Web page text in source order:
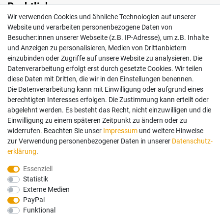
Rechtliches
Impressum
AGB
Widerrufsrecht
Datenschutz
Vertrag widerrufen
Mein Konto
Anmelden
Registrieren
Bezahlung und Versand
Wir bieten Ihnen viele Möglichkeiten einer sicheren Bezahlung.
Wir verwenden Cookies und ähnliche Technologien auf unserer
Website und verarbeiten personenbezogene Daten von
Besucher:innen unserer Webseite (z.B. IP-Adresse), um z.B. Inhalte
und Anzeigen zu personalisieren, Medien von Drittanbietern
einzubinden oder Zugriffe auf unsere Website zu analysieren. Die
Datenverarbeitung erfolgt erst durch gesetzte Cookies. Wir teilen
diese Daten mit Dritten, die wir in den Einstellungen benennen.
Die Datenverarbeitung kann mit Einwilligung oder aufgrund eines
berechtigten Interesses erfolgen. Die Zustimmung kann erteilt oder
abgelehnt werden. Es besteht das Recht, nicht einzuwilligen und die
Einwilligung zu einem späteren Zeitpunkt zu ändern oder zu
widerrufen. Beachten Sie unser Impressum und weitere Hinweise
zur Verwendung personenbezogener Daten in unserer Daten­schutz­
erklärung.
Essenziell
Statistik
Externe Medien
PayPal
Funktional